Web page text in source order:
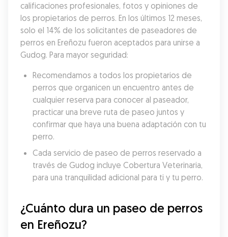
calificaciones profesionales, fotos y opiniones de
los propietarios de perros. En los últimos 12 meses,
solo el 14% de los solicitantes de paseadores de
perros en Ereñozu fueron aceptados para unirse a
Gudog. Para mayor seguridad:
Recomendamos a todos los propietarios de
perros que organicen un encuentro antes de
cualquier reserva para conocer al paseador,
practicar una breve ruta de paseo juntos y
confirmar que haya una buena adaptación con tu
perro.
Cada servicio de paseo de perros reservado a
través de Gudog incluye Cobertura Veterinaria,
para una tranquilidad adicional para ti y tu perro.
¿Cuánto dura un paseo de perros
en Ereñozu?